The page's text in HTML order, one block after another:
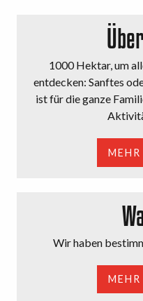
1000 Hektar, um
entdecken: Sanftes
ist für die ganze
MEHR
Wir haben
MEHR